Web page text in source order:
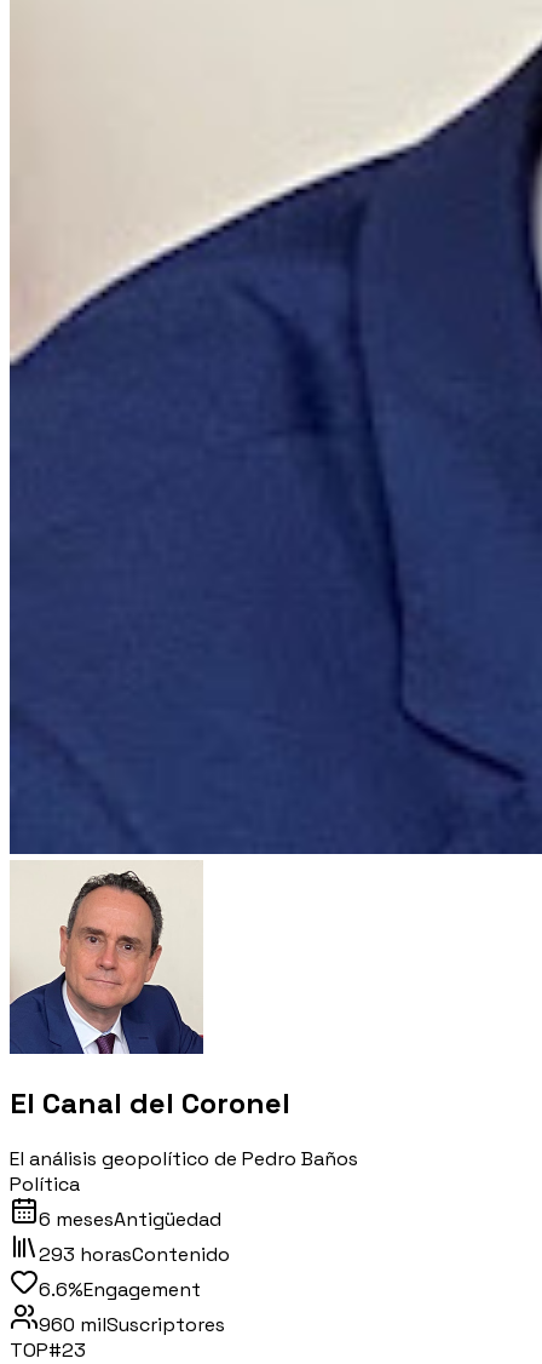
El Canal del Coronel
El análisis geopolítico de Pedro Baños
Política
6 mesesAntigüedad
293 horasContenido
6.6%Engagement
960 milSuscriptores
TOP#23